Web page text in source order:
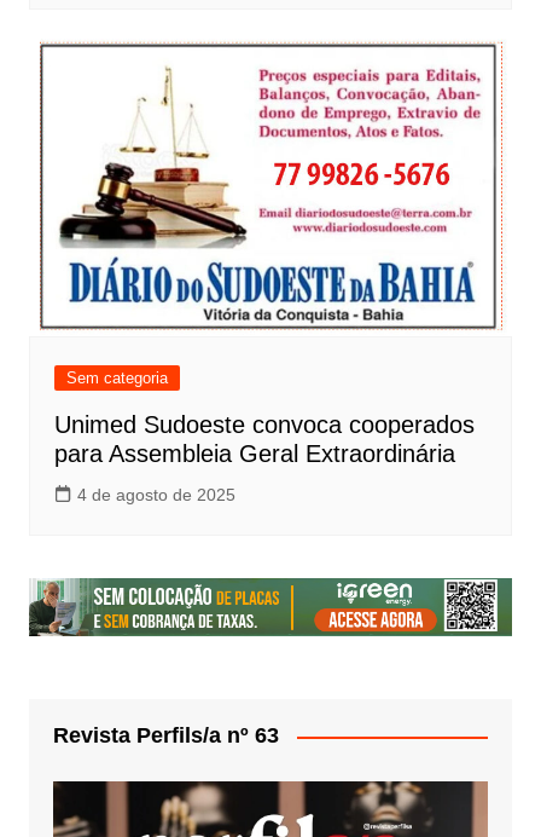
Sem categoria
Unimed Sudoeste convoca cooperados
para Assembleia Geral Extraordinária
4 de agosto de 2025
Revista Perfils/a nº 63